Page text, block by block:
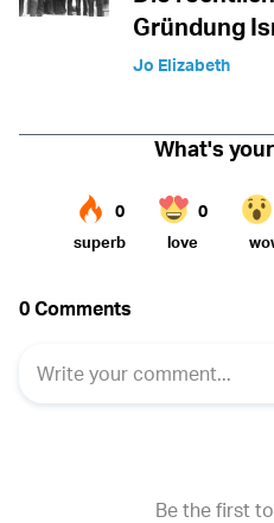
Gründung
Jo Elizabeth